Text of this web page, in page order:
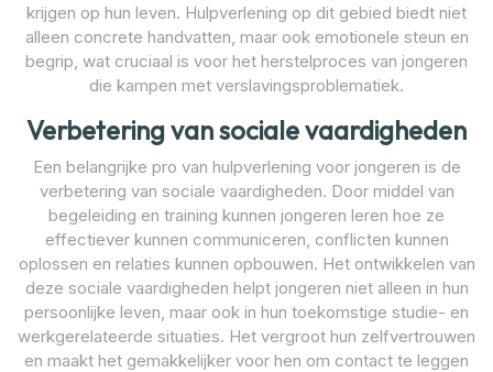
krijgen op hun leven. Hulpverlening op dit gebied biedt niet
alleen concrete handvatten, maar ook emotionele steun en
begrip, wat cruciaal is voor het herstelproces van jongeren
die kampen met verslavingsproblematiek.
Verbetering van sociale vaardigheden
Een belangrijke pro van hulpverlening voor jongeren is de
verbetering van sociale vaardigheden. Door middel van
begeleiding en training kunnen jongeren leren hoe ze
effectiever kunnen communiceren, conflicten kunnen
oplossen en relaties kunnen opbouwen. Het ontwikkelen van
deze sociale vaardigheden helpt jongeren niet alleen in hun
persoonlijke leven, maar ook in hun toekomstige studie- en
werkgerelateerde situaties. Het vergroot hun zelfvertrouwen
en maakt het gemakkelijker voor hen om contact te leggen